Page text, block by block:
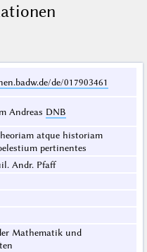
de/017903461
Andreas DNB
atque historiam
pertinentes
Andr. Pfaff
Mathematik und